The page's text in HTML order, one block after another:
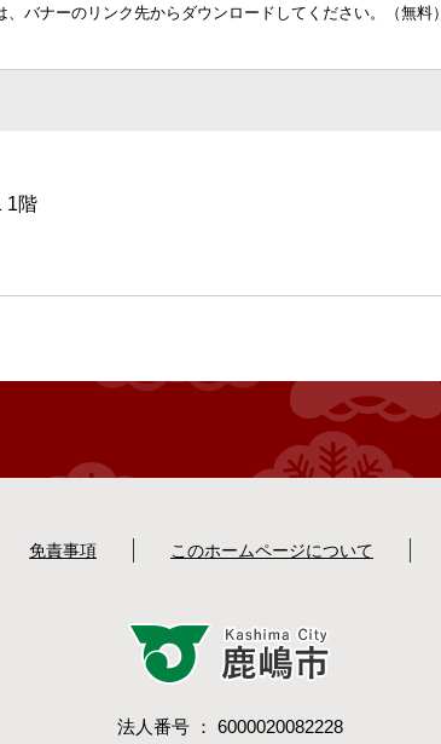
バナーのリンク先からダウンロードしてください。（無料）
1階
免責事項 このホームページについて
法人番号 ： 6000020082228